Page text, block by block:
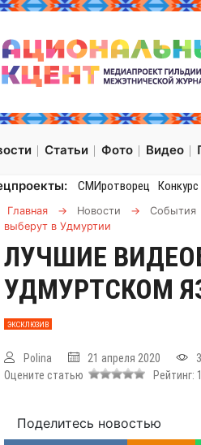
Статьи Фото Видео
СМИротворец
Главная → Новости → События
выберут в Удмуртии
ЛУЧШИЕ
УДМУРТСКОМ
ЭКСКЛЮЗИВ
Polina 21 апреля 2020
Оцените статью
Рейтинг: 1
Поделитесь новостью